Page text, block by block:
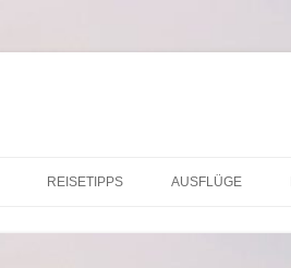
REISETIPPS AUSFLÜGE